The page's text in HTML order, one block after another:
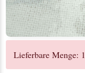
Lieferbare Menge: 1